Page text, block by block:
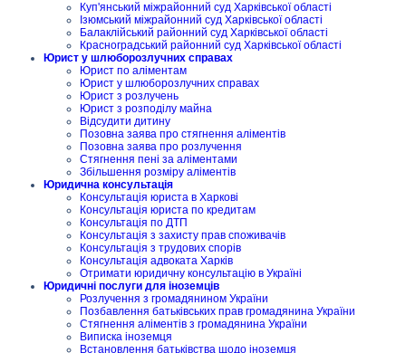
Куп'янський міжрайонний суд Харківської області
Ізюмський міжрайонний суд Харківської області
Балаклійський районний суд Харківської області
Красноградський районний суд Харківської області
Юрист у шлюборозлучних справах
Юрист по аліментам
Юрист у шлюборозлучних справах
Юрист з розлучень
Юрист з розподілу майна
Відсудити дитину
Позовна заява про стягнення аліментів
Позовна заява про розлучення
Стягнення пені за аліментами
Збільшення розміру аліментів
Юридична консультація
Консультація юриста в Харкові
Консультація юриста по кредитам
Консультація по ДТП
Консультація з захисту прав споживачів
Консультація з трудових спорів
Консультація адвоката Харків
Отримати юридичну консультацію в Україні
Юридичні послуги для іноземців
Розлучення з громадянином України
Позбавлення батьківських прав громадянина України
Стягнення аліментів з громадянина України
Виписка іноземця
Встановлення батьківства щодо іноземця